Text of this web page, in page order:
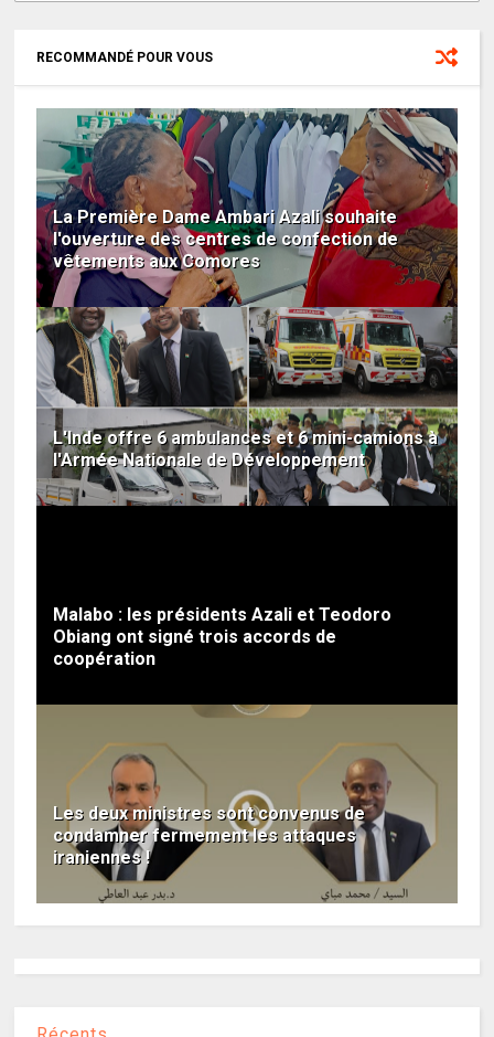
RECOMMANDÉ POUR VOUS
La Première Dame Ambari Azali souhaite
l'ouverture des centres de confection de
vêtements aux Comores
L'Inde offre 6 ambulances et 6 mini-camions à
l'Armée Nationale de Développement
Malabo : les présidents Azali et Teodoro
Obiang ont signé trois accords de
coopération
Les deux ministres sont convenus de
condamner fermement les attaques
iraniennes !